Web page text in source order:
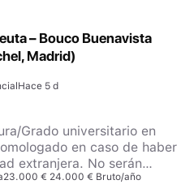
– Bouco Buenavista
Madrid)
Hace 5 d
Grado universitario en
en caso de haber
extranjera. No serán
no cumplan este requisito.
23.000 € 24.000 € Bruto/año